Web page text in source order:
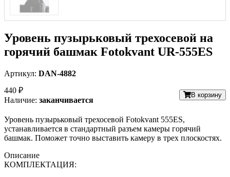
Уровень пузырьковый трехосевой на
горячий башмак Fotokvant UR-555ES
Артикул: DAN-4882
440 ₽
Наличие: заканчивается
В корзину
Уровень пузырьковый трехосевой Fotokvant 555ES,
устанавливается в стандартный разъем камеры горячий
башмак. Поможет точно выставить камеру в трех плоскостях.
Описание
КОМПЛЕКТАЦИЯ: